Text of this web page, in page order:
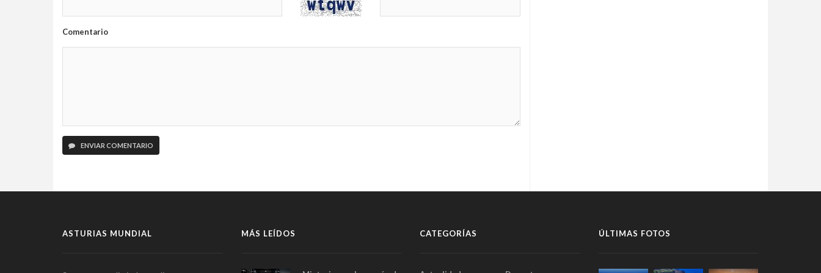
Comentario
ENVIAR COMENTARIO
ASTURIAS MUNDIAL MÁS LEÍDOS CATEGORÍAS ÚLTIMAS FOTOS